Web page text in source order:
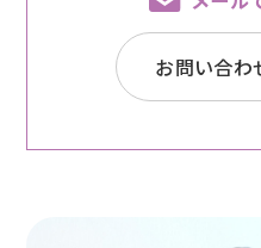
お問い合わ